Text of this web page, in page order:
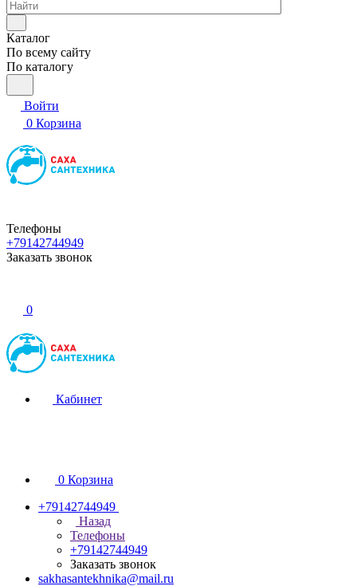
Каталог
По всему сайту
По каталогу
Войти
0 Корзина
Телефоны
+79142744949
Заказать звонок
0
Кабинет
0 Корзина
+79142744949
Назад
Телефоны
+79142744949
Заказать звонок
sakhasantekhnika@mail.ru